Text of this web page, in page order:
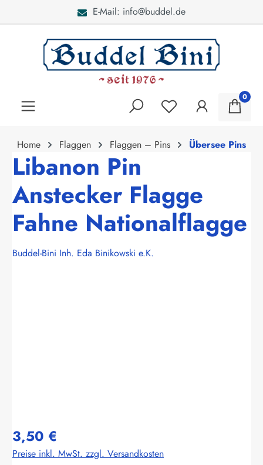
E-Mail: info@buddel.de
0
Home Flaggen Flaggen – Pins Übersee Pins
Libanon Pin
Anstecker Flagge
Fahne Nationalflagge
Buddel-Bini Inh. Eda Binikowski e.K.
3,50 €
Preise inkl. MwSt. zzgl. Versandkosten